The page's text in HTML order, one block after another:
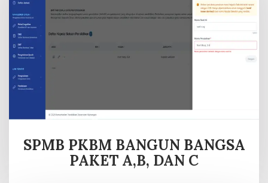
SPMB PKBM BANGUN BANGSA
PAKET A,B, DAN C